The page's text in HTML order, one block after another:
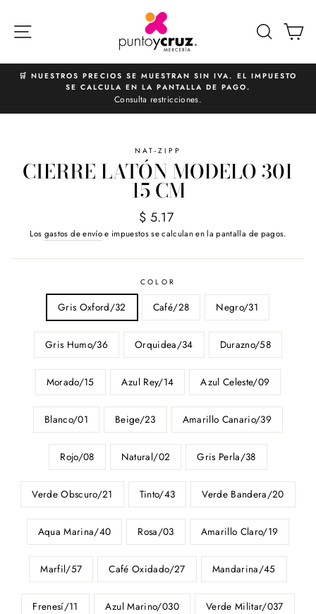
directamente
diapositivas
🛒 NUESTROS PRECIOS SE MUESTRAN SIN IVA. EL IMPUESTO
SE CALCULA EN LA PANTALLA DE PAGO.
Consulta restricciones.
NAT-ZIPP
CIERRE LATÓN MODELO 301
15 CM
Precio
habitual
$ 5.17
Los gastos de envíoe impuestos se calculan en la pantalla de pagos.
COLOR
Gris Oxford/32 Café/28 Negro/31
Gris Humo/36 Orquidea/34 Durazno/58
Morado/15 Azul Rey/14 Azul Celeste/09
Blanco/01 Beige/23 Amarillo Canario/39
Rojo/08 Natural/02 Gris Perla/38
Verde Obscuro/21 Tinto/43 Verde Bandera/20
Aqua Marina/40 Rosa/03 Amarillo Claro/19
Marfil/57 Café Oxidado/27 Mandarina/45
Frenesí/11 Azul Marino/030 Verde Militar/037